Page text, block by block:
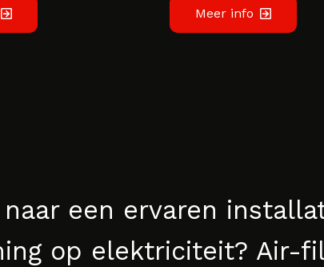
Meer info
een ervaren
op elektriciteit? Air-